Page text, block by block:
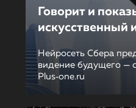
Говорит и
искусственный
Нейросеть Сбера
видение будущего —
Plus‑one.ru